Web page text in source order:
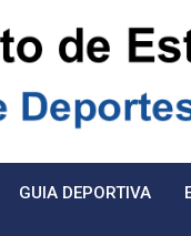
GUIA DEPORTIVA